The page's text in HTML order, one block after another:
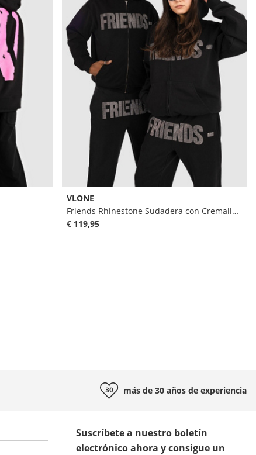
VLONE
Friends Rhinestone Sudadera con Cremallero
€ 119,95
más de 30 años de experiencia
Suscríbete a nuestro boletín
electrónico ahora y consigue un